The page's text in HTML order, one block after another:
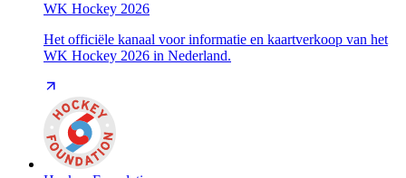
WK Hockey 2026
Het officiële kanaal voor informatie en kaartverkoop van het
WK Hockey 2026 in Nederland.